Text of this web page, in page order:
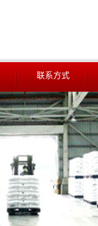
联系方式